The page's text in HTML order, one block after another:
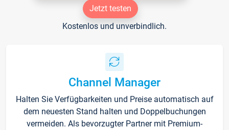
Jetzt testen
Kostenlos und unverbindlich.
Channel Manager
Halten Sie Verfügbarkeiten und Preise automatisch auf
dem neuesten Stand halten und Doppelbuchungen
vermeiden. Als bevorzugter Partner mit Premium-